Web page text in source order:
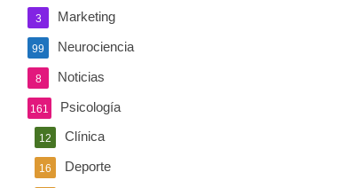
Marketing
3
Neurociencia
99
Noticias
8
Psicología
161
Clínica
12
Deporte
16